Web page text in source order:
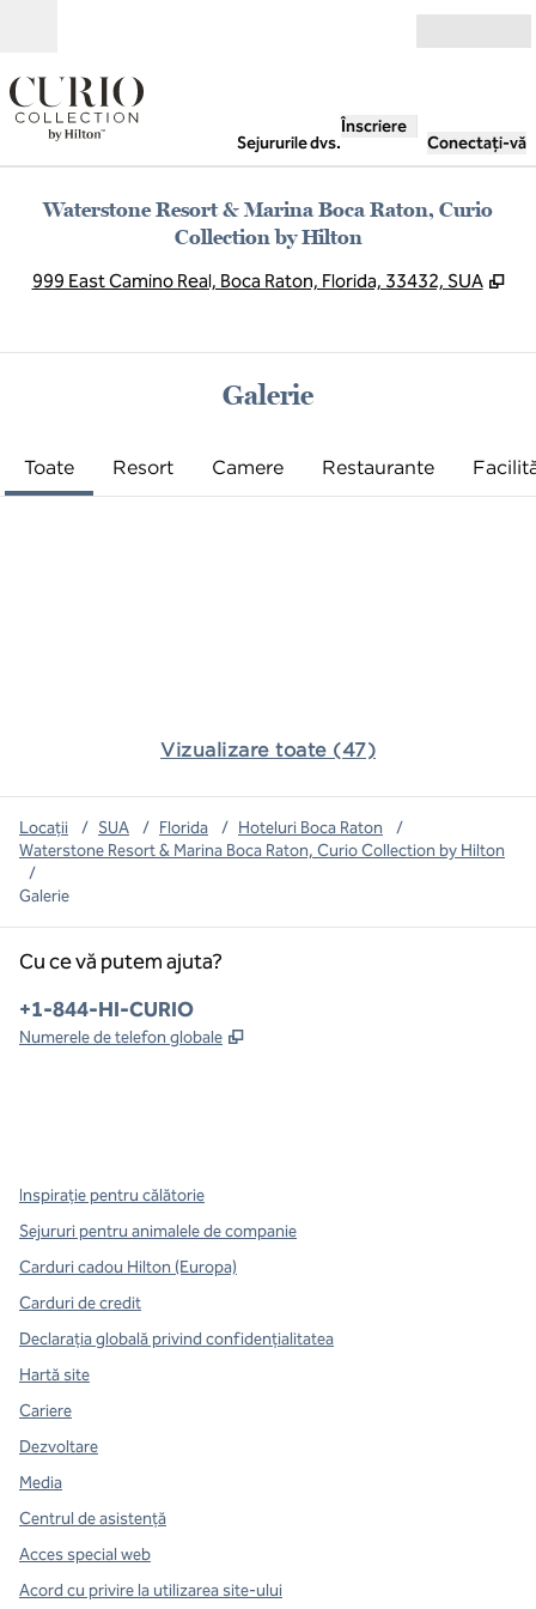
Sejururile dvs.
Înscriere
Conectați-vă
Waterstone Resort & Marina Boca Raton, Curio
Collection by Hilton
999 East Camino Real, Boca Raton, Florida, 33432, SUA ,
Galerie
Toate Resort Camere Restaurante
Vizualizare toate (47)
Locații / SUA / Florida / Hoteluri Boca Raton
/
Waterstone Resort & Marina Boca Raton, Curio Collection by Hilton
/
Galerie
Cu ce vă putem ajuta?
Telefon:
+1-844-HI-CURIO
Numerele de telefon globale ,
Inspirație pentru călătorie
Sejururi pentru animalele de companie
Carduri cadou Hilton (Europa)
Carduri de credit
Declarația globală privind confidenţialitatea
Hartă site
Cariere
Dezvoltare
Media
Centrul de asistență
Acces special web
Acord cu privire la utilizarea site-ului